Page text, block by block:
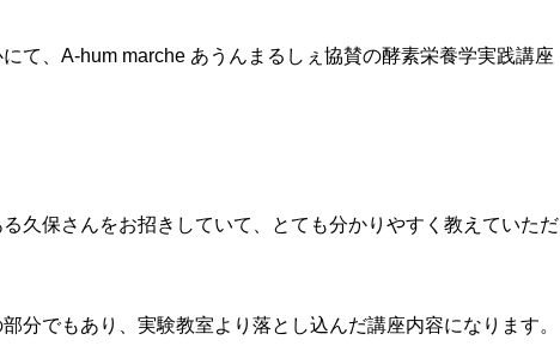
て、A-hum marche あうんまるしぇ協賛の酵素栄養学実践講座
久保さんをお招きしていて、とても分かりやすく教えていただ
分でもあり、実験教室より落とし込んだ講座内容になります。